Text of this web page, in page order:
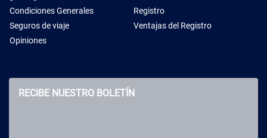
Condiciones Generales
Seguros de viaje
Opiniones
Registro
Ventajas del Registro
RECIBE NUESTRO BOLETÍN